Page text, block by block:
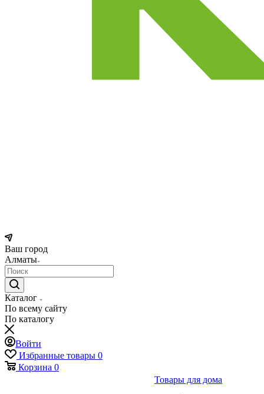
Ваш город
Алматы
Каталог
По всему сайту
По каталогу
Войти
Избранные товары 0
Корзина 0
Товары для дома